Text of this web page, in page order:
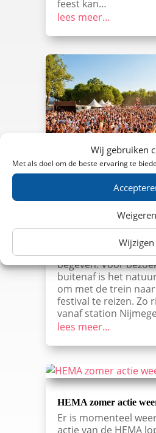
Wij gebruiken
Met als doel om de beste ervaring te
Weigeren
Wijzigen
feest kan…
lees meer…
Trein naar Emporium
Op zaterdag 25 mei
Emporium Festival
zullen duizenden
zich weer richting
begeven. Voor
buitenaf is het
om met de trein
festival te reizen. Zo
vanaf station
lees meer…
HEMA zomer actie
Er is momenteel
actie van de HEMA